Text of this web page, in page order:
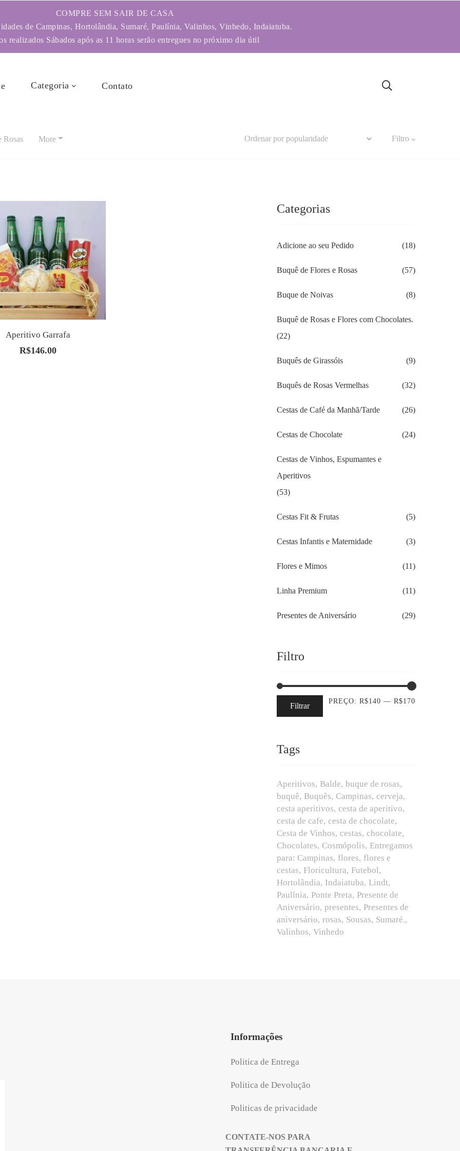
COMPRE SEM SAIR DE CASA
de Campinas, Hortolândia, Sumaré, Paulínia, Valinhos, Vinhedo, Indaiatuba.
realizados Sábados após as 11 horas serão entregues no próximo dia útil
Categoria Contato
Rosas More Filtro
Aperitivo Garrafa
R$146.00
Categorias
Adicione ao seu Pedido (18)
Buquê de Flores e Rosas (57)
Buque de Noivas (8)
Buquê de Rosas e Flores com Chocolates.
(22)
Buquês de Girassóis (9)
Buquês de Rosas Vermelhas (32)
Cestas de Café da Manhã/Tarde (26)
Cestas de Chocolate (24)
Cestas de Vinhos, Espumantes e
Aperitivos
(53)
Cestas Fit & Frutas (5)
Cestas Infantis e Maternidade (3)
Flores e Mimos (11)
Linha Premium (11)
Presentes de Aniversário (29)
Filtro
Filtrar
PREÇO: R$140 — R$170
Tags
Aperitivos Balde buque de rosas
buquê Buquês Campinas cerveja
cesta aperitivos cesta de aperitivo
cesta de cafe cesta de chocolate
Cesta de Vinhos cestas chocolate
Chocolates Cosmópolis Entregamos
para: Campinas flores flores e
cestas Floricultura Futebol
Hortolândia Indaiatuba Lindt
Paulínia Ponte Preta Presente de
Aniversário presentes Presentes de
aniversário rosas Sousas Sumaré.
Valinhos Vinhedo
Informações
Politica de Entrega
Politica de Devolução
Politicas de privacidade
CONTATE-NOS PARA